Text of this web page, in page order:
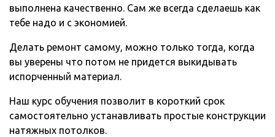
выполнена качественно. Сам же всегда сделаешь как
тебе надо и с экономией.
Делать ремонт самому, можно только тогда, когда
вы уверены что потом не придется выкидывать
испорченный материал.
Наш курс обучения позволит в короткий срок
самостоятельно устанавливать простые конструкции
натяжных потолков.